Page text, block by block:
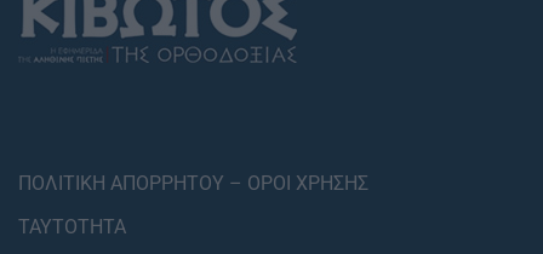
ΠΟΛΙΤΙΚΗ ΑΠΟΡΡΗΤΟΥ – ΟΡΟΙ ΧΡΗΣΗΣ
ΤΑΥΤΟΤΗΤΑ